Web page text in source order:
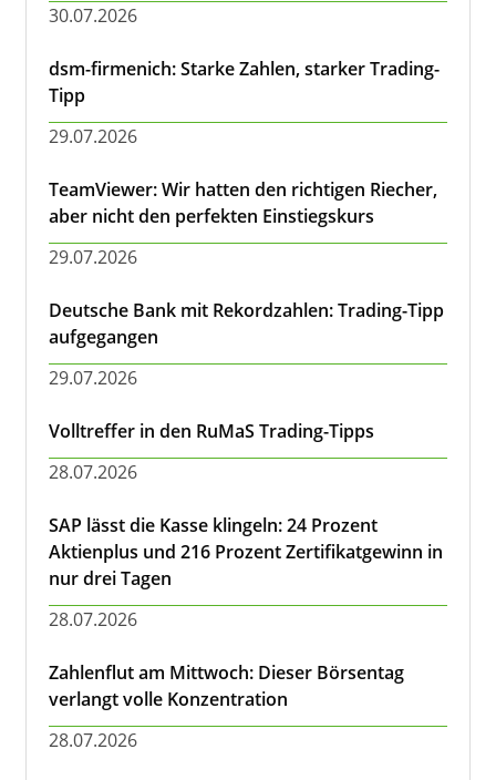
30.07.2026
dsm-firmenich: Starke Zahlen, starker Trading-
Tipp
29.07.2026
TeamViewer: Wir hatten den richtigen Riecher,
aber nicht den perfekten Einstiegskurs
29.07.2026
Deutsche Bank mit Rekordzahlen: Trading-Tipp
aufgegangen
29.07.2026
Volltreffer in den RuMaS Trading-Tipps
28.07.2026
SAP lässt die Kasse klingeln: 24 Prozent
Aktienplus und 216 Prozent Zertifikatgewinn in
nur drei Tagen
28.07.2026
Zahlenflut am Mittwoch: Dieser Börsentag
verlangt volle Konzentration
28.07.2026